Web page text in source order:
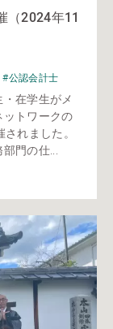
（2024年11
#公認会計士
在学生がメ
ットワークの
れました。
門の仕...